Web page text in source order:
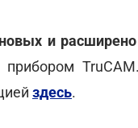
и
прибором
здесь.